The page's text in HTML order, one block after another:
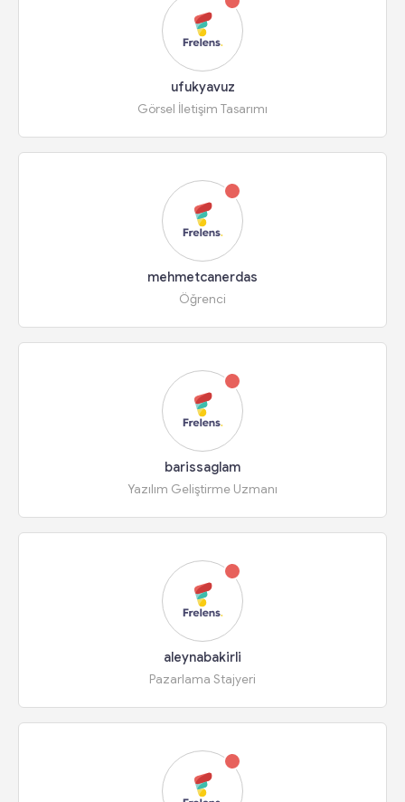
ufukyavuz
Görsel İletişim Tasarımı
mehmetcanerdas
Öğrenci
barissaglam
Yazılım Geliştirme Uzmanı
aleynabakirli
Pazarlama Stajyeri